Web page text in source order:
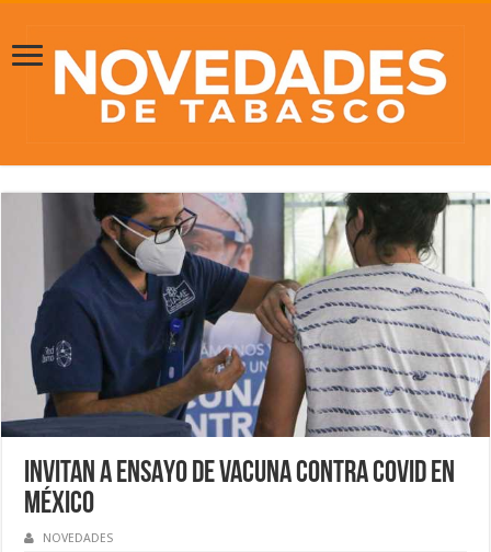
INVITAN A ENSAYO DE VACUNA CONTRA COVID EN
MÉXICO
NOVEDADES